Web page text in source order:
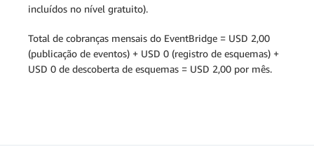
incluídos no nível gratuito).
Total de cobranças mensais do EventBridge = USD 2,00
(publicação de eventos) + USD 0 (registro de esquemas) +
USD 0 de descoberta de esquemas = USD 2,00 por mês.